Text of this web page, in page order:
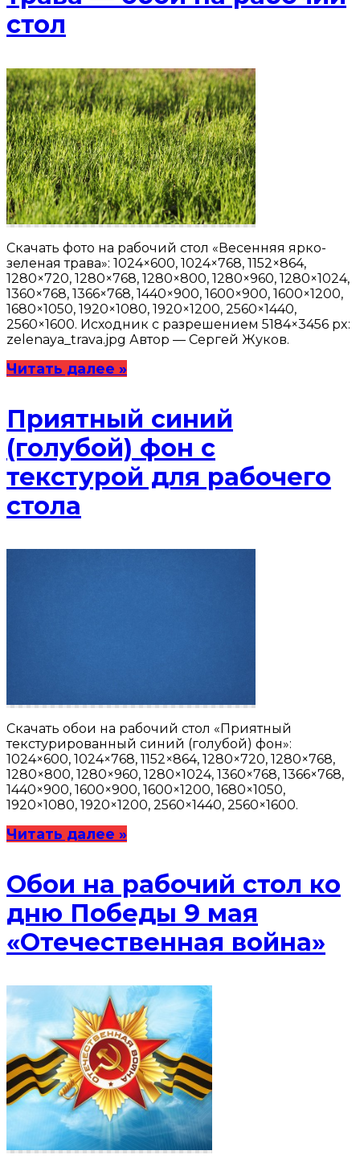
стол
Скачать фото на рабочий стол «Весенняя ярко-
зеленая трава»: 1024×600, 1024×768, 1152×864,
1280×720, 1280×768, 1280×800, 1280×960, 1280×1024,
1360×768, 1366×768, 1440×900, 1600×900, 1600×1200,
1680×1050, 1920×1080, 1920×1200, 2560×1440,
2560×1600. Исходник с разрешением 5184×3456 px:
zelenaya_trava.jpg Автор — Сергей Жуков.
Читать далее »
Приятный синий
(голубой) фон с
текстурой для рабочего
стола
Скачать обои на рабочий стол «Приятный
текстурированный синий (голубой) фон»:
1024×600, 1024×768, 1152×864, 1280×720, 1280×768,
1280×800, 1280×960, 1280×1024, 1360×768, 1366×768,
1440×900, 1600×900, 1600×1200, 1680×1050,
1920×1080, 1920×1200, 2560×1440, 2560×1600.
Читать далее »
Обои на рабочий стол ко
дню Победы 9 мая
«Отечественная война»